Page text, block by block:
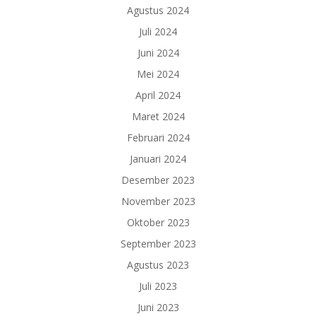
Agustus 2024
Juli 2024
Juni 2024
Mei 2024
April 2024
Maret 2024
Februari 2024
Januari 2024
Desember 2023
November 2023
Oktober 2023
September 2023
Agustus 2023
Juli 2023
Juni 2023